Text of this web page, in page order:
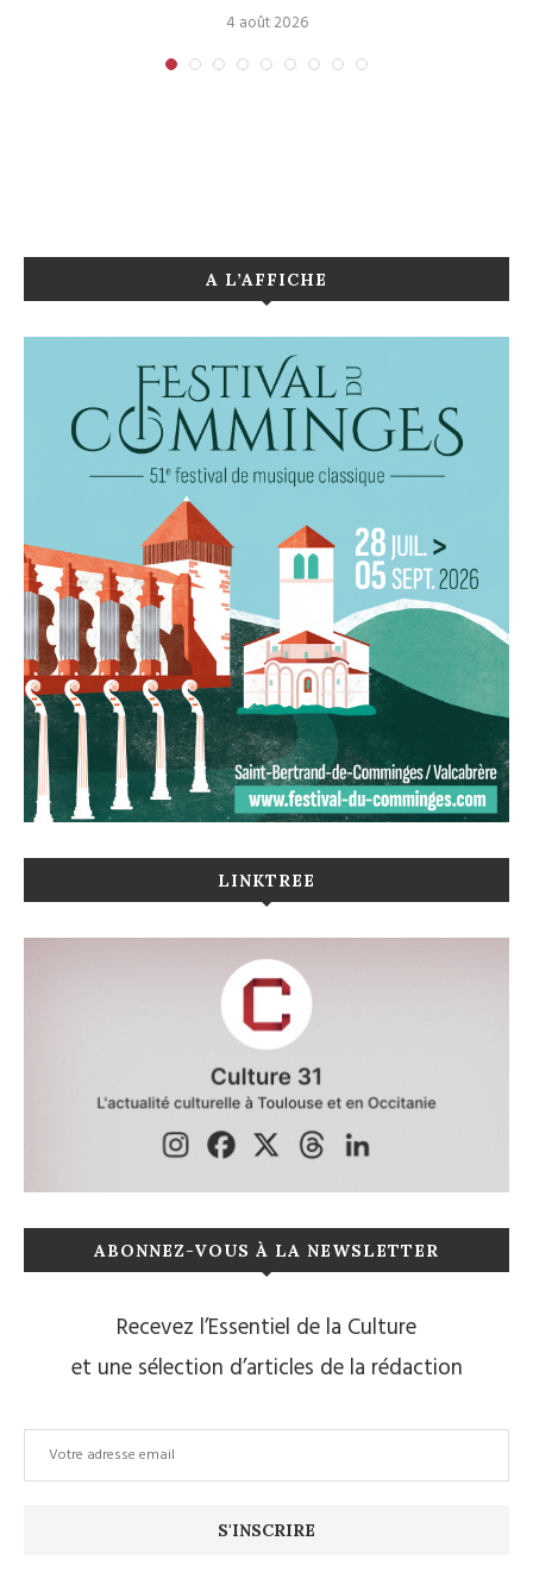
4 août 2026
A L’AFFICHE
LINKTREE
ABONNEZ-VOUS À LA NEWSLETTER
Recevez l’Essentiel de la Culture
et une sélection d’articles de la rédaction